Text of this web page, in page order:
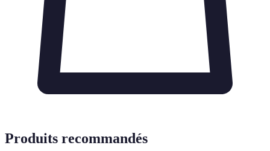
Produits recommandés